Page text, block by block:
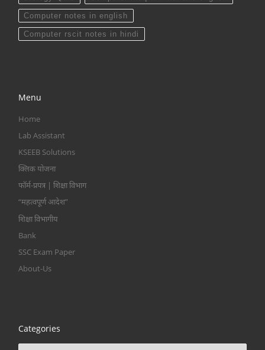
Computer notes in english
Computer rscit notes in hindi
Menu
Home
Lab Assistant
KSEEB Solutions
क्लिक योजना
फॉर्म-प्रपत्र | शिक्षा विभाग
“महत्वपूर्ण आदेश”
शिक्षा विभागीय
Bank
SSC Exam Paper
About-Us
Categories